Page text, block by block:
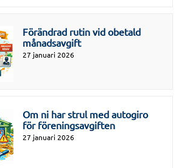
Förändrad rutin vid obetald
månadsavgift
27 januari 2026
Om ni har strul med autogiro
för föreningsavgiften
27 januari 2026